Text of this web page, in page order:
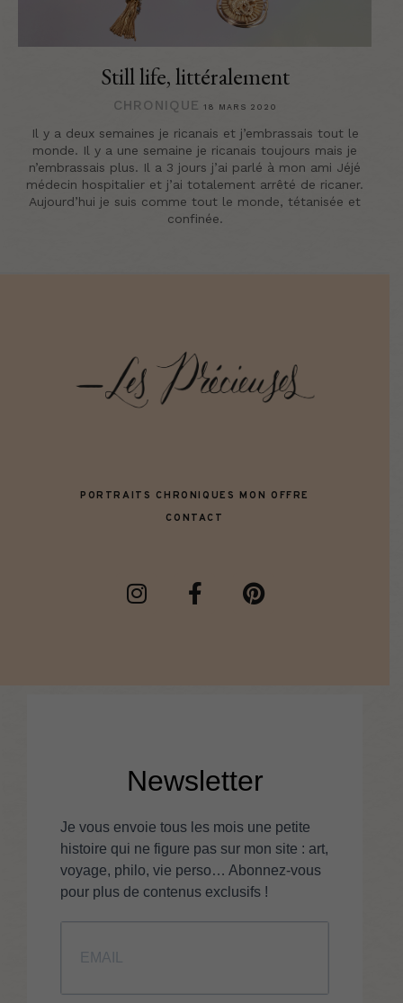
Still life, littéralement
CHRONIQUE 18 MARS 2020
Il y a deux semaines je ricanais et j’embrassais tout le
monde. Il y a une semaine je ricanais toujours mais je
n’embrassais plus. Il a 3 jours j’ai parlé à mon ami Jéjé
médecin hospitalier et j’ai totalement arrêté de ricaner.
Aujourd’hui je suis comme tout le monde, tétanisée et
confinée.
PORTRAITS CHRONIQUES MON OFFRE
CONTACT
Newsletter
Je vous envoie tous les mois une petite
histoire qui ne figure pas sur mon site : art,
voyage, philo, vie perso… Abonnez-vous
pour plus de contenus exclusifs !